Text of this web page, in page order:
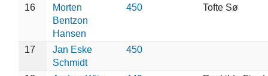
16
Morten
Bentzon
Hansen
450 Tofte Sø
17
Jan Eske
Schmidt
450